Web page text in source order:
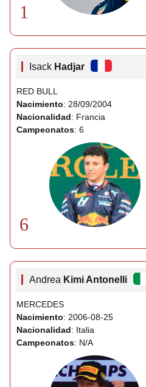
1
Isack Hadjar
RED BULL
Nacimiento: 28/09/2004
Nacionalidad: Francia
Campeonatos: 6
6
Andrea Kimi Antonelli
MERCEDES
Nacimiento: 2006-08-25
Nacionalidad: Italia
Campeonatos: N/A